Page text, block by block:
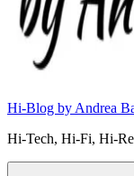
Hi-Blog by Andrea
Hi-Tech, Hi-Fi, Hi-